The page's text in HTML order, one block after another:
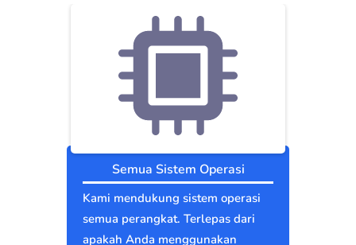
Semua Sistem Operasi
Kami mendukung sistem operasi
semua perangkat. Terlepas dari
apakah Anda menggunakan